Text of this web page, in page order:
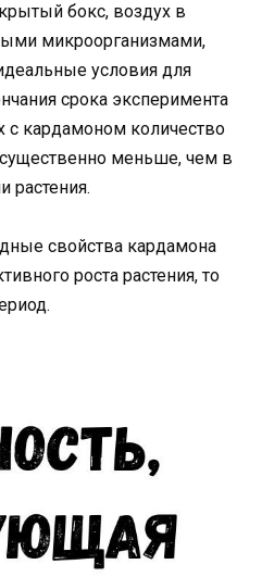
бокс, воздух в
микроорганизмами,
условия для
срока эксперимента
с кардамоном количество
меньше, чем в
растения.
свойства кардамона
роста растения, то